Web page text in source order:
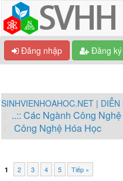
Đăng nhập Đăng ký
SINHVIENHOAHOC.NET |
..:: Các Ngành Công
Công Nghệ Hóa Học
1 2 3 4 5 Tiếp »